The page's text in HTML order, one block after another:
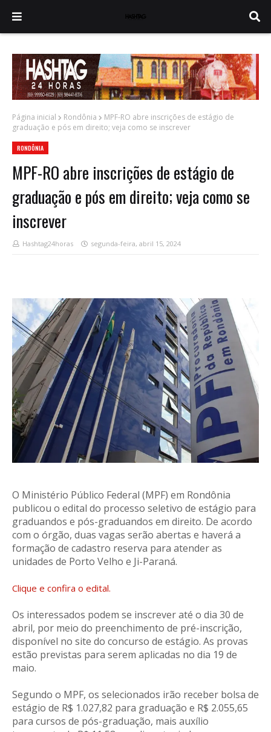
Página inicial Rondônia
MPF-RO abre inscrições de estágio de
graduação e pós em direito; veja como se inscrever
RONDÔNIA
MPF-RO abre inscrições de estágio de
graduação e pós em direito; veja como se
inscrever
Hashtag24horas segunda-feira, abril 15, 2024
O Ministério Público Federal (MPF) em Rondônia
publicou o edital do processo seletivo de estágio para
graduandos e pós-graduandos em direito. De acordo
com o órgão, duas vagas serão abertas e haverá a
formação de cadastro reserva para atender as
unidades de Porto Velho e Ji-Paraná.
Clique e confira o edital.
Os interessados podem se inscrever até o dia 30 de
abril, por meio do preenchimento de pré-inscrição,
disponível no site do concurso de estágio. As provas
estão previstas para serem aplicadas no dia 19 de
maio.
Segundo o MPF, os selecionados irão receber bolsa de
estágio de R$ 1.027,82 para graduação e R$ 2.055,65
para cursos de pós-graduação, mais auxílio